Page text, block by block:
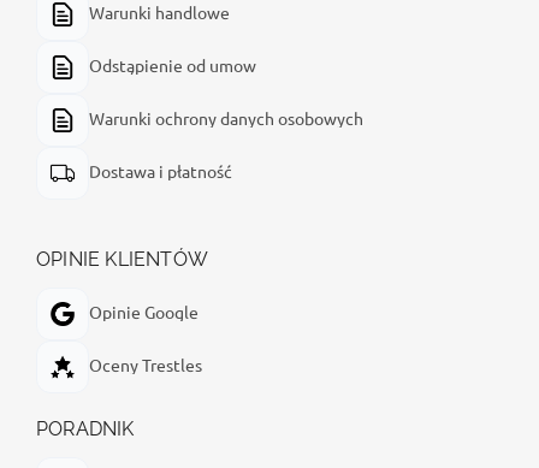
Warunki handlowe
Odstąpienie od umow
Warunki ochrony danych osobowych
Dostawa i płatność
OPINIE KLIENTÓW
Opinie Google
Oceny Trestles
PORADNIK